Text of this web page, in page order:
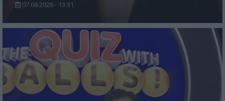
07.08.2026 - 13:31